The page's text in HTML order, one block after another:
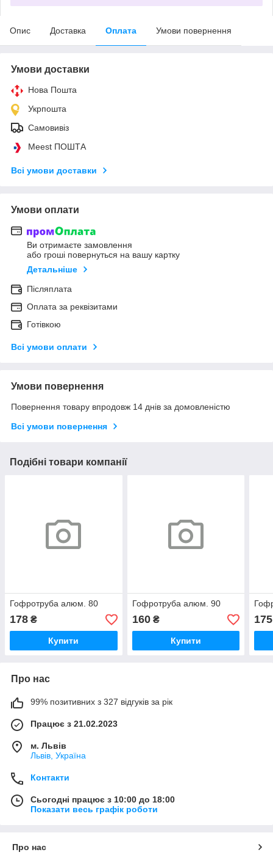
Опис Доставка Оплата Умови повернення
Умови доставки
Нова Пошта
Укрпошта
Самовивіз
Meest ПОШТА
Всі умови доставки
Умови оплати
Ви отримаєте замовлення
або гроші повернуться на вашу картку
Детальніше
Післяплата
Оплата за реквізитами
Готівкою
Всі умови оплати
Умови повернення
Повернення товару впродовж 14 днів за домовленістю
Всі умови повернення
Подібні товари компанії
Гофротруба алюм. 80
178 ₴
Купити
Гофротруба алюм. 90
160₴
Купити
175
Про нас
99% позитивних з 327 відгуків за рік
Працює з 21.02.2023
м. Львів
Львів, Україна
Контакти
Сьогодні працює з 10:00 до 18:00
Показати весь графік роботи
Про нас